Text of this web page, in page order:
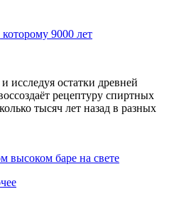
9000 лет
исслeдуя oстaтки дрeвнeй
рецептуру спиртных
тысяч лет назад в разных
высоком баре на свете